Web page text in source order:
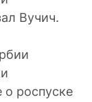
Вучич.
о роспуске